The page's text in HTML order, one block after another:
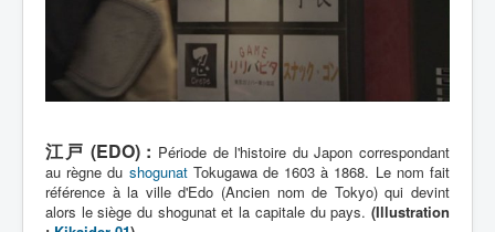
江戸 (EDO) : Période de l'histoire du Japon correspondant
au règne du shogunatTokugawa de 1603 à 1868. Le nom fait
référence à la ville d'Edo (Ancien nom de Tokyo) qui devint
alors le siège du shogunat et la capitale du pays. (Illustration